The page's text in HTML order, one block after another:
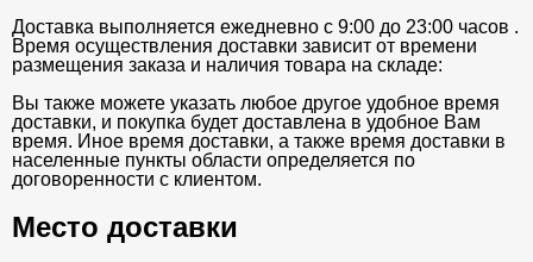
Доставка выполняется ежедневно с 9:00 до 23:00 часов .
Время осуществления доставки зависит от времени
размещения заказа и наличия товара на складе:
Вы также можете указать любое другое удобное время
доставки, и покупка будет доставлена в удобное Вам
время. Иное время доставки, а также время доставки в
населенные пункты области определяется по
договоренности с клиентом.
Место доставки